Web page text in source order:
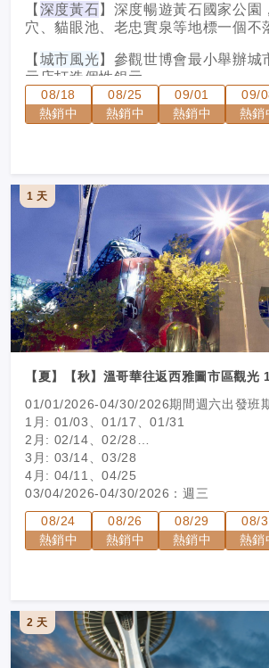
【深度黃石】深度暢遊黃石國家公園
穴、貓眼池、老忠實泉等地標一個不
【城市風光】參觀世博會最小舉辦城
元店打造個性銀元。
【國家公園】遊覽兩大國家公園：在
觀、峽谷噴泉，在大提頓賞湖光山色
】美西著名牛仔風情小
08/18
熱銷中
08/25
熱銷中
09/01
熱銷中
09/
熱銷
1 天
【夏】【秋】溫哥華往返西雅圖市區觀光
01/01/2026-04/30/2026期間週六出發班
1月: 01/03、01/17、01/31
2月: 02/14、02/28
3月: 03/14、03/28
4月: 04/11、04/25
03/04/2026-04/30/2026：週三
05/01/2026-10/15/2026：週一、週三、
10/16/2026-11/04/2026：週三
兩人成團，保證出發。
08/24
熱銷中
08/26
熱銷中
08/29
熱銷中
08/
熱銷
2 天